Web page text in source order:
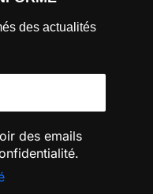
des actualités
des emails